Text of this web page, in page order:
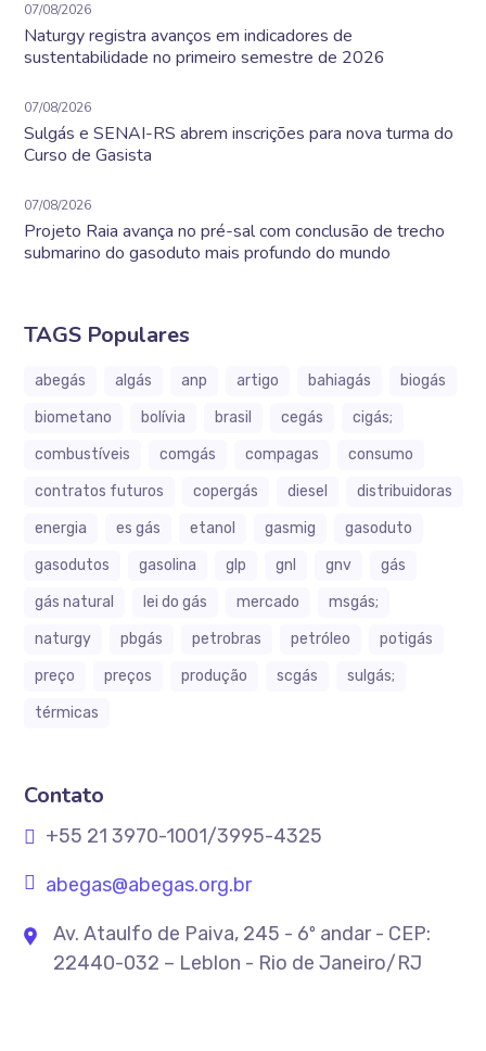
07/08/2026
Naturgy registra avanços em indicadores de
sustentabilidade no primeiro semestre de 2026
07/08/2026
Sulgás e SENAI-RS abrem inscrições para nova turma do
Curso de Gasista
07/08/2026
Projeto Raia avança no pré-sal com conclusão de trecho
submarino do gasoduto mais profundo do mundo
TAGS Populares
abegás algás anp artigo bahiagás
biogás
biometano
bolívia brasil cegás
cigás;
combustíveis
comgás compagas
consumo
contratos futuros
copergás diesel
distribuidoras
energia
es gás etanol gasmig
gasoduto
gasodutos
gasolina glp gnl gnv
gás
gás natural
lei do gás mercado
msgás;
naturgy
pbgás petrobras petróleo
potigás
preço
preços produção scgás
sulgás;
térmicas
Contato
+55 21 3970-1001/3995-4325
abegas@abegas.org.br
Av. Ataulfo de Paiva, 245 - 6º andar - CEP:
22440-032 – Leblon - Rio de Janeiro/RJ